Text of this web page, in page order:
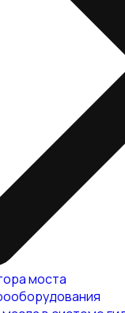
моста